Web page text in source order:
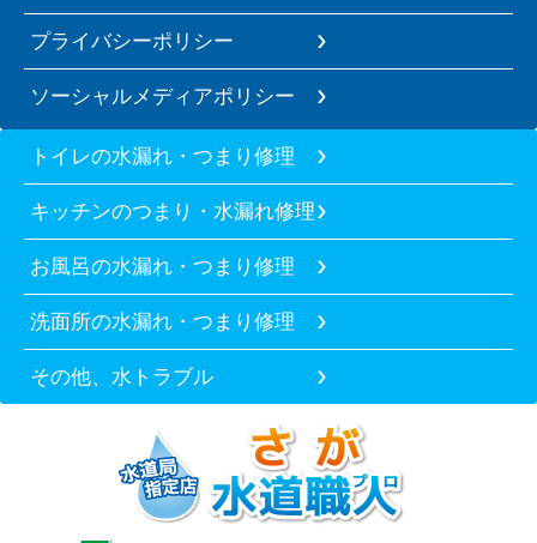
プライバシーポリシー
ソーシャルメディアポリシー
トイレの水漏れ・つまり修理
キッチンのつまり・水漏れ修理
お風呂の水漏れ・つまり修理
洗面所の水漏れ・つまり修理
その他、水トラブル